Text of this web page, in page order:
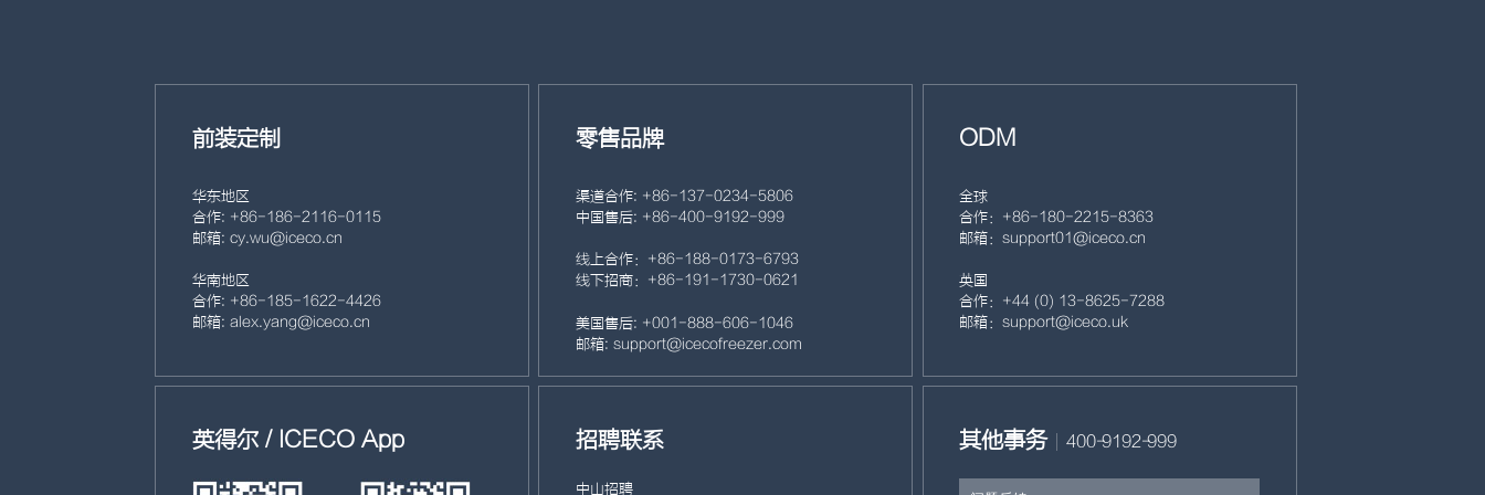
前装定制
华东地区
合作: +86- 186- 2116- 0115
邮箱: cy.wu@iceco.cn
华南地区
合作: +86- 185- 1622- 4426
邮箱: alex.yang@iceco.cn
零售品牌
渠道合作: +86- 137- 0234- 5806
中国售后: +86- 400- 9192- 999
线上合作：+86- 188- 0173- 6793
线下招商：+86- 191- 1730- 0621
美国售后: +001- 888- 606- 1046
邮箱: support@icecofreezer.com
ODM
全球
合作：+86- 180- 2215- 8363
邮箱：support01@iceco.cn
英国
合作：+44 (0) 13- 8625- 7288
邮箱：support@iceco.uk
英得尔 / ICECO App 招聘联系
中山招聘
其他事务 400-9192-999